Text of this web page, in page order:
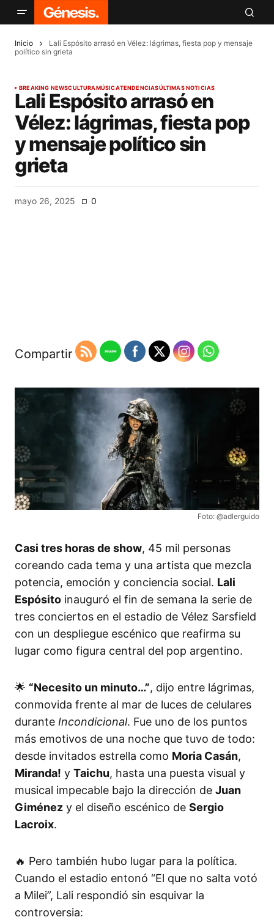
Inicio
Lali Espósito arrasó en Vélez: lágrimas, fiesta pop y mensaje
político sin grieta
BREAKING NEWSCULTURAMÚSICATENDENCIASÚLTIMAS NOTICIAS
Lali Espósito arrasó en
Vélez: lágrimas, fiesta pop
y mensaje político sin
grieta
mayo 26, 2025 0
Compartir
Foto: @adlerguido
Casi tres horas de show, 45 mil personas
coreando cada tema y una artista que mezcla
potencia, emoción y conciencia social. Lali
Espósito inauguró el fin de semana la serie de
tres conciertos en el estadio de Vélez Sarsfield
con un despliegue escénico que reafirma su
lugar como figura central del pop argentino.
🌟 “Necesito un minuto…”, dijo entre lágrimas,
conmovida frente al mar de luces de celulares
durante Incondicional. Fue uno de los puntos
más emotivos de una noche que tuvo de todo:
desde invitados estrella como Moria Casán,
Miranda! y Taichu, hasta una puesta visual y
musical impecable bajo la dirección de Juan
Giménez y el diseño escénico de Sergio
Lacroix.
🔥 Pero también hubo lugar para la política.
Cuando el estadio entonó “El que no salta votó
a Milei”, Lali respondió sin esquivar la
controversia: